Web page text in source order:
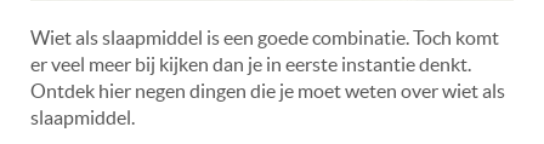
Wiet als slaapmiddel is een goede combinatie. Toch komt
er veel meer bij kijken dan je in eerste instantie denkt.
Ontdek hier negen dingen die je moet weten over wiet als
slaapmiddel.